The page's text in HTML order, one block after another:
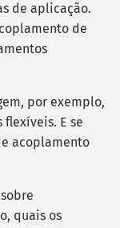
de aplicação.
de
por exemplo,
E se
acoplamento
quais os